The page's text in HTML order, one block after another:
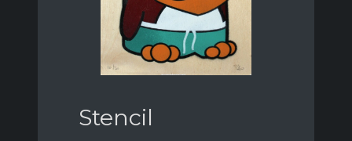
Stencil